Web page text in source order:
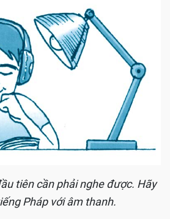
tiên cần phải nghe được. Hãy
Pháp với âm thanh.